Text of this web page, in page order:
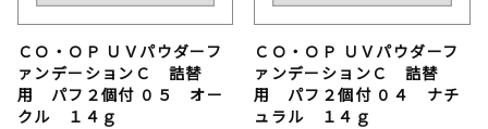
ＣＯ・ＯＰ ＵＶパウダーフ
ァンデーションＣ 詰替
用 パフ２個付 ０５ オー
クル １４ｇ
ＣＯ・ＯＰ ＵＶパウダーフ
ァンデーションＣ 詰替
用 パフ２個付 ０４ ナチ
ュラル １４ｇ